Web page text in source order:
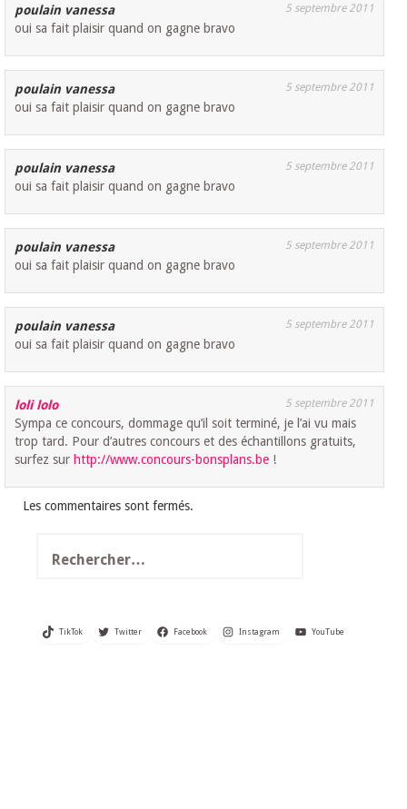
poulain vanessa 5 septembre 2011
oui sa fait plaisir quand on gagne bravo
poulain vanessa 5 septembre 2011
oui sa fait plaisir quand on gagne bravo
poulain vanessa 5 septembre 2011
oui sa fait plaisir quand on gagne bravo
poulain vanessa 5 septembre 2011
oui sa fait plaisir quand on gagne bravo
poulain vanessa 5 septembre 2011
oui sa fait plaisir quand on gagne bravo
loli lolo 5 septembre 2011
Sympa ce concours, dommage qu’il soit terminé, je l’ai vu mais
trop tard. Pour d’autres concours et des échantillons gratuits,
surfez surhttp://www.concours-bonsplans.be !
Les commentaires sont fermés.
TikTok Twitter Facebook Instagram YouTube